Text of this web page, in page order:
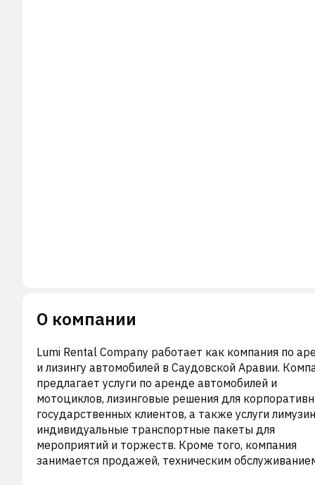
О компании
Lumi Rental Company работает как компания по
и лизингу автомобилей в Саудовской Аравии.
предлагает услуги по аренде автомобилей и
мотоциклов, лизинговые решения для
государственных клиентов, а также услуги
индивидуальные транспортные пакеты для
мероприятий и торжеств. Кроме того, компания
занимается продажей, техническим